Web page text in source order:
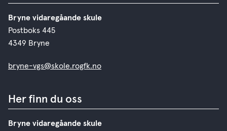
Bryne vidaregåande skule
Postboks 445
4349 Bryne
bryne-vgs@skole.rogfk.no
Her finn du oss
Bryne vidaregåande skule